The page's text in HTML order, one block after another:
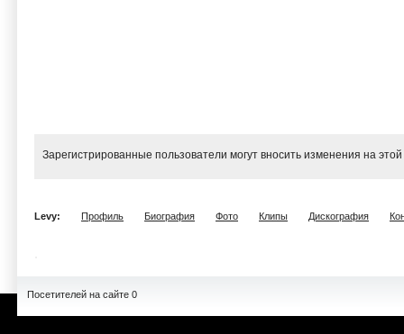
Зарегистрированные пользователи могут вносить изменения на
Levy: Профиль Биография Фото Клипы Дискография
Посетителей на сайте 0